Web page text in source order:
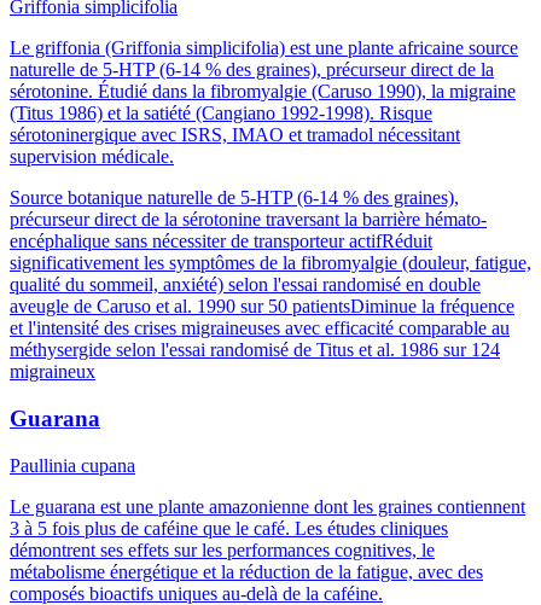
Griffonia simplicifolia
Le griffonia (Griffonia simplicifolia) est une plante africaine source
naturelle de 5-HTP (6-14 % des graines), précurseur direct de la
sérotonine. Étudié dans la fibromyalgie (Caruso 1990), la migraine
(Titus 1986) et la satiété (Cangiano 1992-1998). Risque
sérotoninergique avec ISRS, IMAO et tramadol nécessitant
supervision médicale.
Source botanique naturelle de 5-HTP (6-14 % des graines),
précurseur direct de la sérotonine traversant la barrière hémato-
encéphalique sans nécessiter de transporteur actifRéduit
significativement les symptômes de la fibromyalgie (douleur, fatigue,
qualité du sommeil, anxiété) selon l'essai randomisé en double
aveugle de Caruso et al. 1990 sur 50 patientsDiminue la fréquence
et l'intensité des crises migraineuses avec efficacité comparable au
méthysergide selon l'essai randomisé de Titus et al. 1986 sur 124
migraineux
Guarana
Paullinia cupana
Le guarana est une plante amazonienne dont les graines contiennent
3 à 5 fois plus de caféine que le café. Les études cliniques
démontrent ses effets sur les performances cognitives, le
métabolisme énergétique et la réduction de la fatigue, avec des
composés bioactifs uniques au-delà de la caféine.